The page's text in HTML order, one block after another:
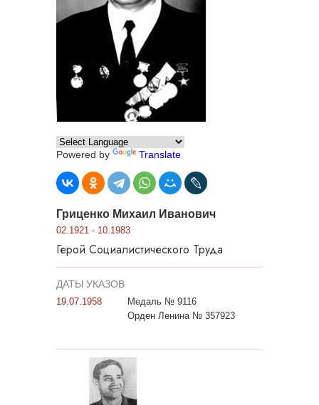
Powered by Translate
Гриценко Михаил Иванович
02.1921 - 10.1983
Герой Социалистического Труда
ДАТЫ УКАЗОВ
19.07.1958
Медаль № 9116
Орден Ленина № 357923